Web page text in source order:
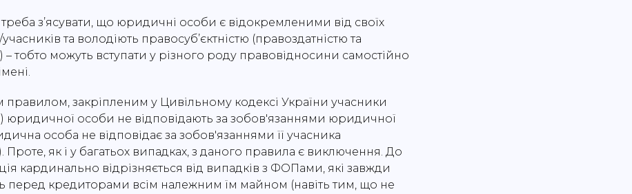
з’ясувати, що юридичні особи є відокремленими від своїх
та володіють правосуб’єктністю (правоздатністю та
– тобто можуть вступати у різного роду правовідносини самостійно
правилом, закріпленим у Цивільному кодексі України учасники
юридичної особи не відповідають за зобов'язаннями юридичної
особа не відповідає за зобов'язаннями її учасника
Проте, як і у багатьох випадках, з даного правила є виключення. До
кардинально відрізняється від випадків з ФОПами, які завжди
перед кредиторами всім належним їм майном (навіть тим, що не